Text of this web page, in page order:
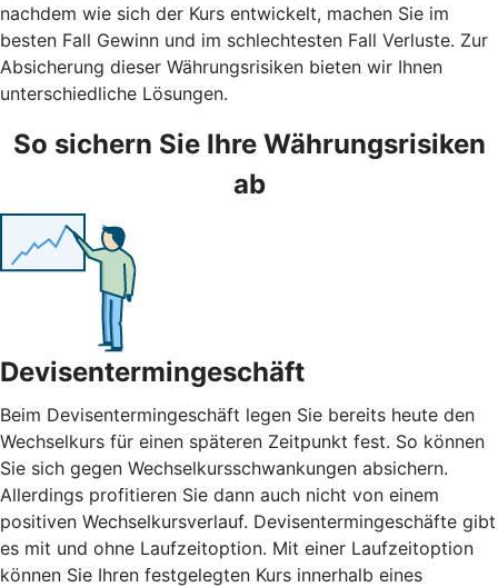
nachdem wie sich der Kurs entwickelt, machen Sie im
besten Fall Gewinn und im schlechtesten Fall Verluste. Zur
Absicherung dieser Währungsrisiken bieten wir Ihnen
unterschiedliche Lösungen.
So sichern Sie Ihre Währungsrisiken
ab
Devisentermingeschäft
Beim Devisentermingeschäft legen Sie bereits heute den
Wechselkurs für einen späteren Zeitpunkt fest. So können
Sie sich gegen Wechselkursschwankungen absichern.
Allerdings profitieren Sie dann auch nicht von einem
positiven Wechselkursverlauf. Devisentermingeschäfte gibt
es mit und ohne Laufzeitoption. Mit einer Laufzeitoption
können Sie Ihren festgelegten Kurs innerhalb eines